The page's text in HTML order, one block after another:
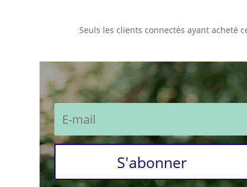
Seuls les clients connectés ayant acheté
S'abonner